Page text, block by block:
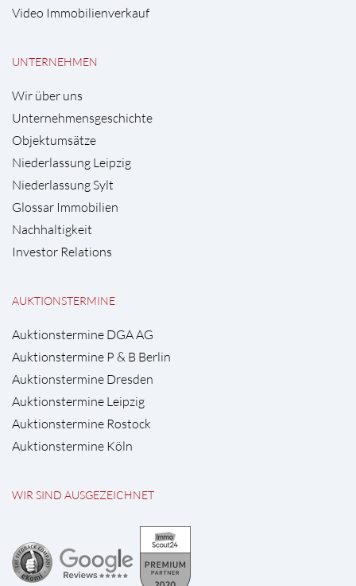
Video Immobilienverkauf
UNTERNEHMEN
Wir über uns
Unternehmensgeschichte
Objektumsätze
Niederlassung Leipzig
Niederlassung Sylt
Glossar Immobilien
Nachhaltigkeit
Investor Relations
AUKTIONSTERMINE
Auktionstermine DGA AG
Auktionstermine P & B Berlin
Auktionstermine Dresden
Auktionstermine Leipzig
Auktionstermine Rostock
Auktionstermine Köln
WIR SIND AUSGEZEICHNET